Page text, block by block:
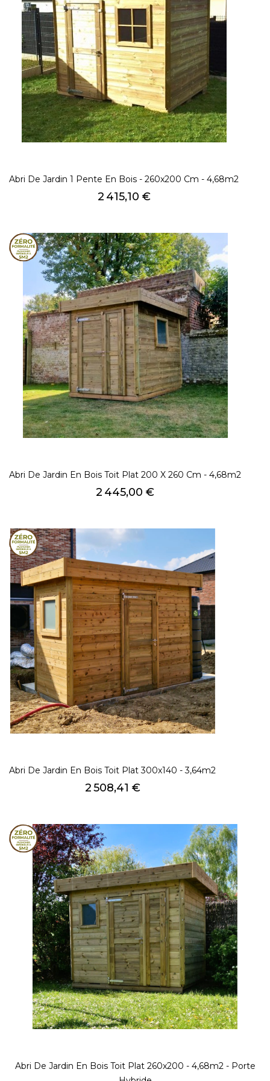
Abri De Jardin 1 Pente En Bois - 260x200 Cm - 4,68m2
Prix
2 415,10 €
Abri De Jardin En Bois Toit Plat 200 X 260 Cm - 4,68m2
Prix
2 445,00 €
Abri De Jardin En Bois Toit Plat 300x140 - 3,64m2
Prix
2 508,41 €
Abri De Jardin En Bois Toit Plat 260x200 - 4,68m2 - Porte